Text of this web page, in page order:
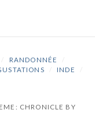
RANDONNÉE
INDE
CHRONICLE BY